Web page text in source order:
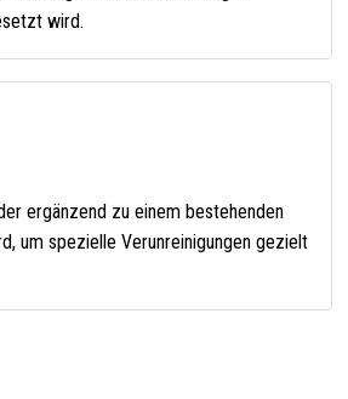
wird.
ergänzend zu einem bestehenden
um spezielle Verunreinigungen gezielt